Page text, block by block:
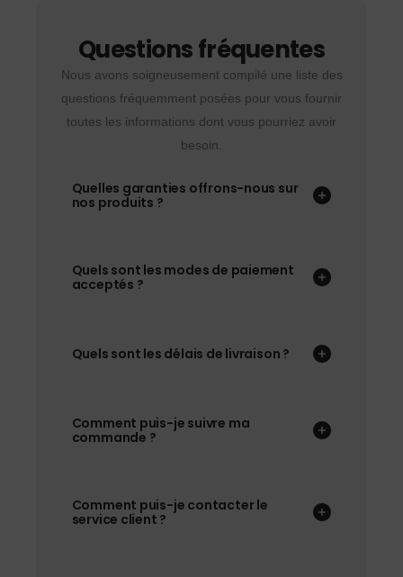
Questions fréquentes
Nous avons soigneusement compilé une liste des
questions fréquemment posées pour vous fournir
toutes les informations dont vous pourriez avoir
besoin.
Quelles garanties offrons-nous sur
nos produits ?
Quels sont les modes de paiement
acceptés ?
Quels sont les délais de livraison ?
Comment puis-je suivre ma
commande ?
Comment puis-je contacter le
service client ?